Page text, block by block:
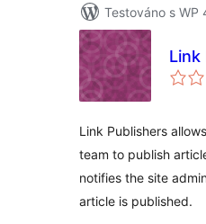
Testováno s WP
Link
Link Publishers
team to publish
notifies the site
article is published.